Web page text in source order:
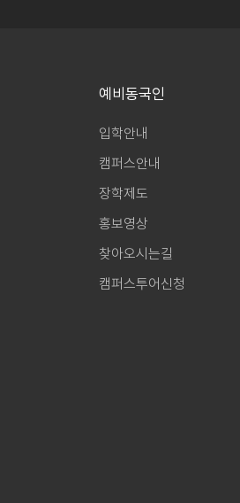
예비동국인
입학안내
캠퍼스안내
장학제도
홍보영상
찾아오시는길
캠퍼스투어신청